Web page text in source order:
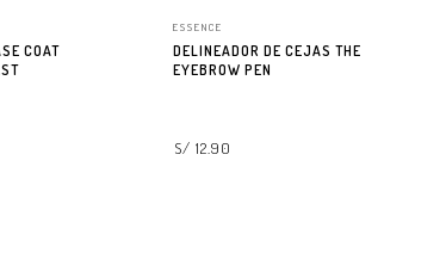
COAT
ESSENCE
DELINEADOR DE CEJAS THE
EYEBROW PEN
S/ 12.90